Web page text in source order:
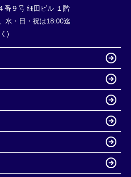
番９号 細田ビル １階
水・日・祝は18:00迄
)